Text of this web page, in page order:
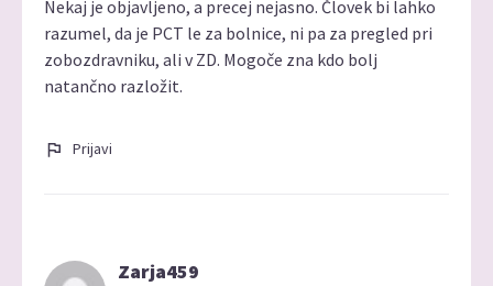
Nekaj je objavljeno, a precej nejasno. Človek bi lahko
razumel, da je PCT le za bolnice, ni pa za pregled pri
zobozdravniku, ali v ZD. Mogoče zna kdo bolj
natančno razložit.
Prijavi
Zarja459